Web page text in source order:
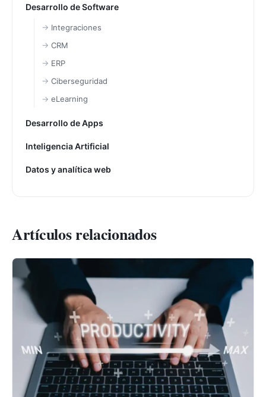
Desarrollo de Software
Integraciones
CRM
ERP
Ciberseguridad
eLearning
Desarrollo de Apps
Inteligencia Artificial
Datos y analítica web
Artículos relacionados